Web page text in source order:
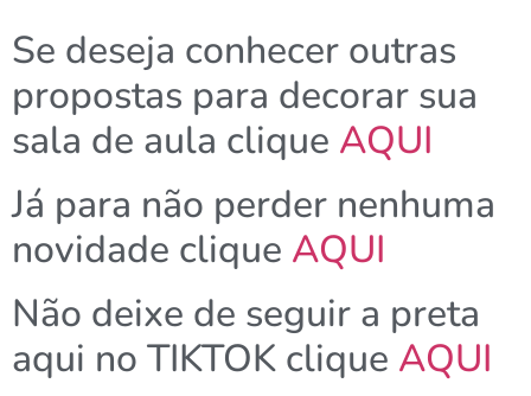
Se deseja conhecer outras
propostas para decorar sua
sala de aula clique AQUI
Já para não perder nenhuma
novidade clique AQUI
Não deixe de seguir a preta
aqui no TIKTOK clique AQUI